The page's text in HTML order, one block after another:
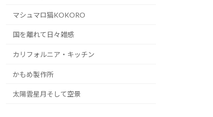
マシュマロ猫KOKORO
国を離れて日々雑感
カリフォルニア・キッチン
かもめ製作所
太陽雲星月そして空景